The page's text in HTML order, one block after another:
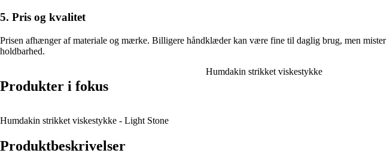
5. Pris og kvalitet
Prisen afhænger af materiale og mærke. Billigere håndklæder kan være fine til daglig brug, men
holdbarhed.
Produkter i fokus
Humdakin strikket viskestykke
Humdakin strikket viskestykke - Light Stone
Produktbeskrivelser